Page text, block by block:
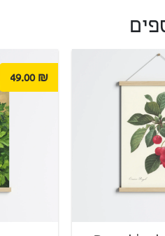
₪
49.00